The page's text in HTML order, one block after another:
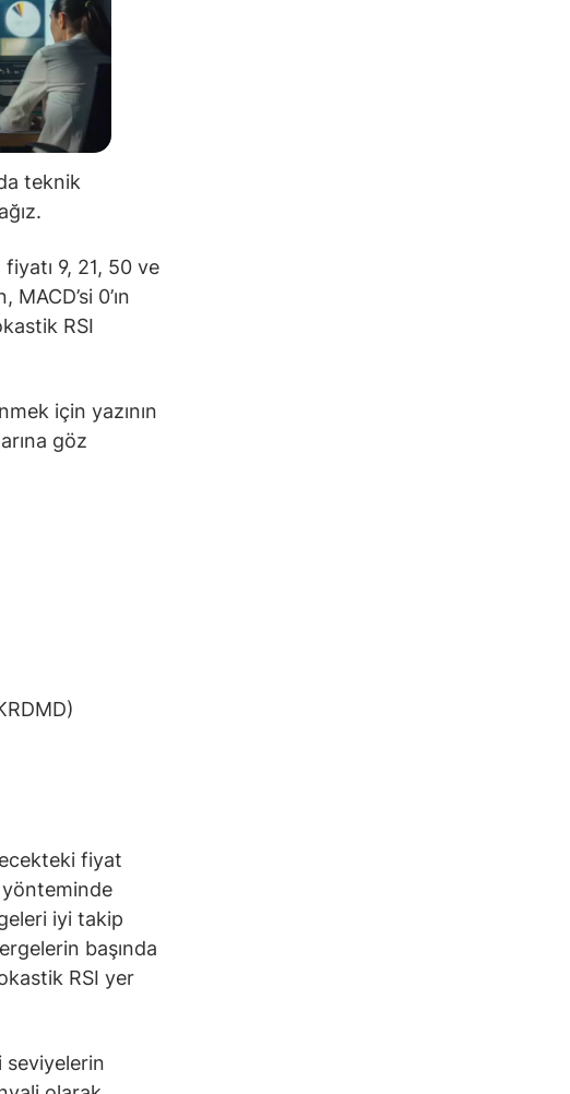
teknik
9, 21, 50 ve
0’ın
RSI
için yazının
göz
fiyat
yönteminde
iyi takip
başında
RSI yer
seviyelerin